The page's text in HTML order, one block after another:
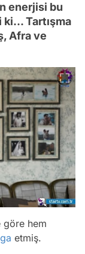
enerjisi bu
Tartışma
Afra ve
göre hem
etmiş.